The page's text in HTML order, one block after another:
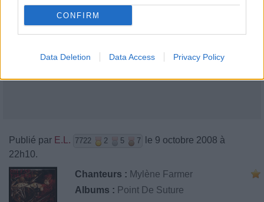
CONFIRM
Data Deletion Data Access Privacy Policy
Publié par E.L. 7722 2 5 7
le 9 octobre 2008 à
22h10.
Chanteurs : Mylène Farmer
Albums : Point De Suture